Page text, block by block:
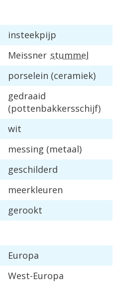
insteekpijp
Meissner stummel
porselein (ceramiek)
gedraaid
(pottenbakkersschijf)
wit
messing (metaal)
geschilderd
meerkleuren
gerookt
Europa
West-Europa